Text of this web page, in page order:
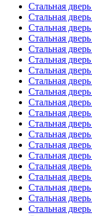
Стальная
Стальная
Стальная
Стальная
Стальная
Стальная
Стальная
Стальная
Стальная
Стальная
Стальная
Стальная
Стальная
Стальная
Стальная
Стальная
Стальная
Стальная
Стальная
Стальная